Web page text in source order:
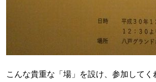
こんな貴重な「場」を設け、参加してく